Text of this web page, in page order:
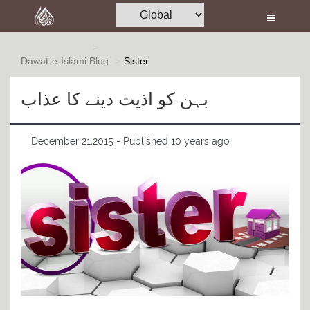
Home
Books
Media
Volunteer Portal
Donation
Blog
Magazine
Dawat-e-Islami Blog Sister
بہن کو اذیت دینے کا عذاب
December 21,2015 - Published 10 years ago